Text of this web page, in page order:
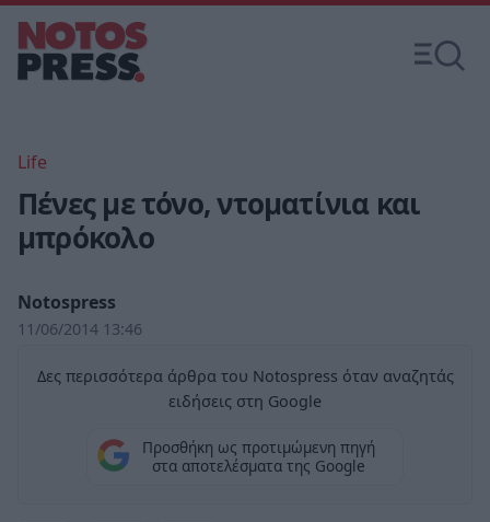
Life
Πένες με τόνο, ντοματίνια και
μπρόκολο
Notospress
11/06/2014 13:46
Δες περισσότερα άρθρα του Notospress όταν αναζητάς
ειδήσεις στη Google
Προσθήκη ως προτιμώμενη πηγή
στα αποτελέσματα της Google